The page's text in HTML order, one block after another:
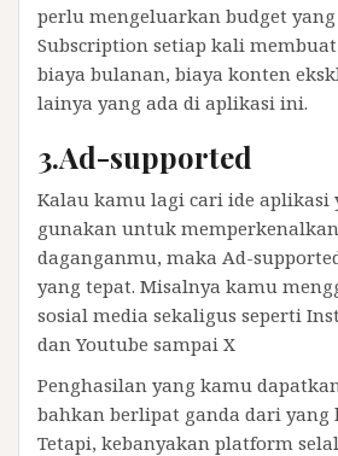
perlu mengeluarkan budget
Subscription setiap kali
biaya bulanan, biaya konten
lainya yang ada di aplikasi ini.
3.Ad-supported
Kalau kamu lagi cari ide aplikasi
gunakan untuk
daganganmu, maka Ad-
yang tepat. Misalnya kamu
sosial media sekaligus seperti
dan Youtube sampai X
Penghasilan yang kamu
bahkan berlipat ganda dari yang
Tetapi, kebanyakan platform